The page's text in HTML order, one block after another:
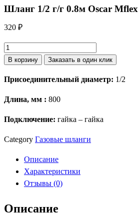
Шланг 1/2 г/г 0.8м Oscar Mflex
320 ₽
Количество
товара
1/2
г/
0.8м
Mflex
В корзину Заказать в один клик
Присоединительный диаметр: 1/2
Длина, мм : 800
Подключение: гайка – гайка
Category Газовые шланги
Описание
Характеристики
Отзывы (0)
Описание